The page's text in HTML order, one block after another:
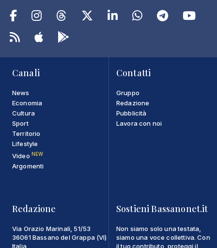
Canali
News
Economia
Cultura
Sport
Territorio
Lifestyle
Video NEW
Argomenti
Contatti
Gruppo
Redazione
Pubblicità
Lavora con noi
Redazione
Via Orazio Marinali, 51/53
36061 Bassano del Grappa (VI)
Italia
Sostieni Bassanonet.it
Non siamo solo una testata,
siamo una voce collettiva. Con
il tuo contributo, proteggi il